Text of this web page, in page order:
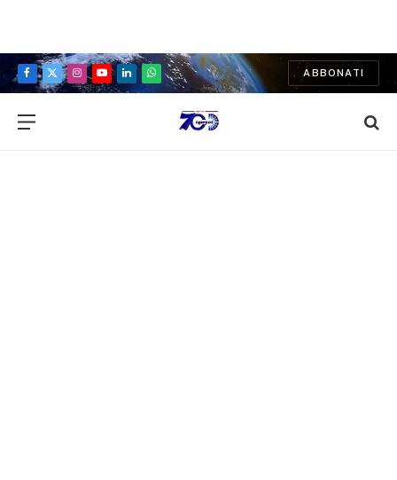
Facebook
X
Instagram
YouTubeLinkedInWhatsApp
ABBONATI